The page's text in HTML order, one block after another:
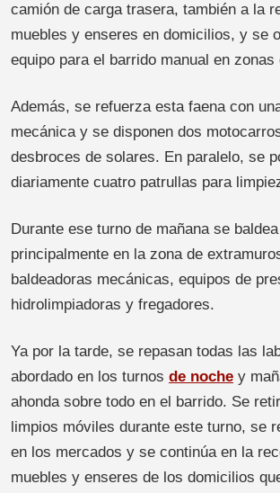
camión de carga trasera, también a la
muebles y enseres en domicilios, y se
equipo para el barrido manual en
Además, se refuerza esta faena con
mecánica y se disponen dos
desbroces de solares. En paralelo, se
diariamente cuatro patrullas para
Durante ese turno de mañana se
principalmente en la zona de
baldeadoras mecánicas, equipos de
hidrolimpiadoras y fregadores.
Ya por la tarde, se repasan todas las
abordado en los turnos de noche y
ahonda sobre todo en el barrido. Se
limpios móviles durante este turno, se
en los mercados y se continúa en la
muebles y enseres de los domicilios